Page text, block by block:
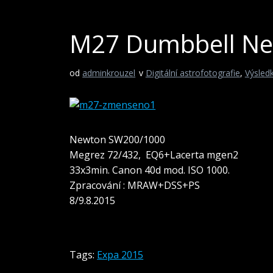
M27 Dumbbell
od adminkrouzel v Digitální astrofotografie,
Newton SW200/1000
Megrez 72/432, EQ6+Lacerta mgen2
33x3min. Canon 40d mod. ISO 1000.
Zpracování : MRAW+DSS+PS
8/9.8.2015
Tags: Expa 2015